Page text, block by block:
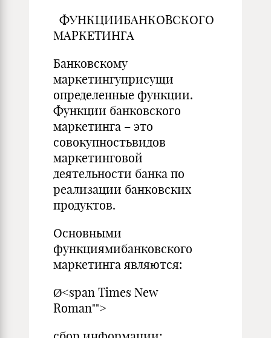
ФУНКЦИИБАНКОВСКОГО
МАРКЕТИНГА
Банковскому
маркетингуприсущи
определенные функции.
Функции банковского
маркетинга – это
совокупностьвидов
маркетинговой
деятельности банка по
реализации банковских
продуктов.
Основными
функциямибанковского
маркетинга являются:
Ø<span Times New
Roman"">